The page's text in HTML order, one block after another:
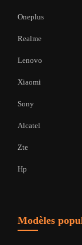
Oneplus
Realme
Lenovo
Xiaomi
Sony
Alcatel
Zte
Hp
Modèles